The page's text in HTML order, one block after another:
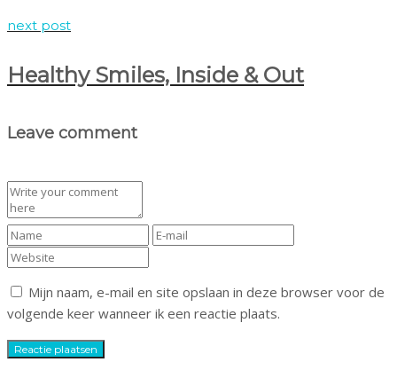
next post
Healthy Smiles, Inside & Out
Leave comment
Mijn naam, e-mail en site opslaan in deze browser voor de
volgende keer wanneer ik een reactie plaats.